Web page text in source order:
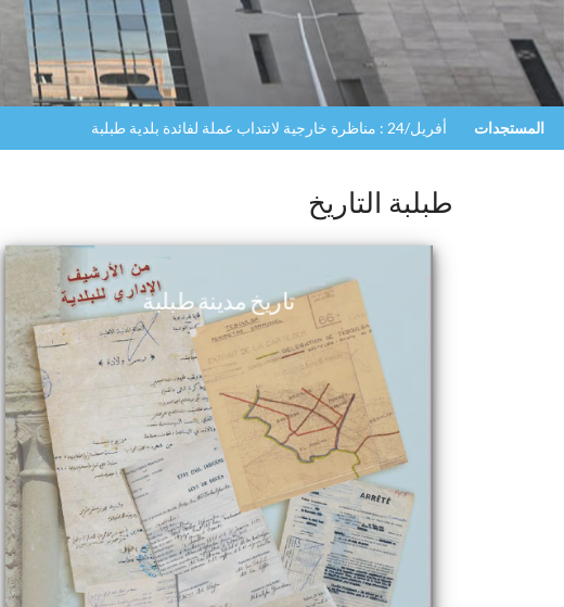
المستجدات أفريل/24 : مناظرة خارجية لانتداب عملة لفائدة بلدية طبلبة
طبلبة التاريخ
تاريخ مدينة طبلبة